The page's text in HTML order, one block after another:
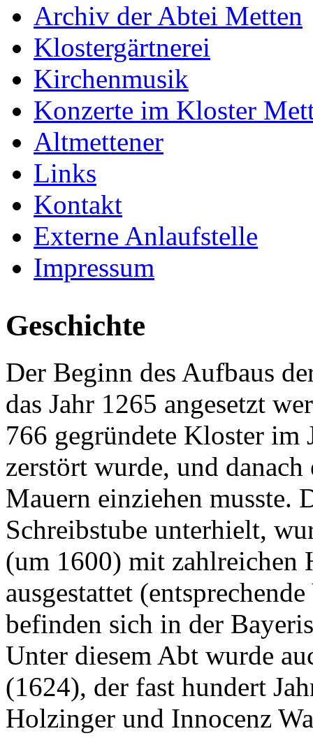
Archiv der Abtei Metten
Klostergärtnerei
Kirchenmusik
Konzerte im Kloster
Altmettener
Links
Kontakt
Externe Anlaufstelle
Impressum
Geschichte
Der Beginn des Aufbaus
das Jahr 1265 angesetzt
766 gegründete Kloster im
zerstört wurde, und
Mauern einziehen musste.
Schreibstube unterhielt,
(um 1600) mit zahlreichen
ausgestattet
befinden sich in der
Unter diesem Abt wurde
(1624), der fast hundert
Holzinger und Innocenz